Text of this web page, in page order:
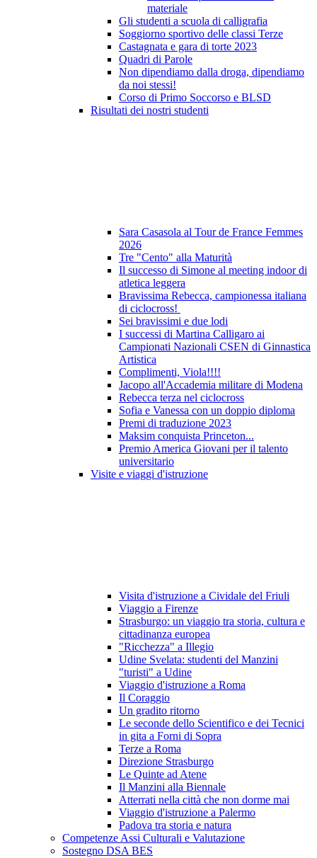
materiale
Gli studenti a scuola di calligrafia
Soggiorno sportivo delle classi Terze
Castagnata e gara di torte 2023
Quadri di Parole
Non dipendiamo dalla droga, dipendiamo
da noi stessi!
Corso di Primo Soccorso e BLSD
Risultati dei nostri studenti
Sara Casasola al Tour de France Femmes
2026
Tre "Cento" alla Maturità
Il successo di Simone al meeting indoor di
atletica leggera
Bravissima Rebecca, campionessa italiana
di ciclocross!
Sei bravissimi e due lodi
I successi di Martina Calligaro ai
Campionati Nazionali CSEN di Ginnastica
Artistica
Complimenti, Viola!!!!
Jacopo all'Accademia militare di Modena
Rebecca terza nel ciclocross
Sofia e Vanessa con un doppio diploma
Premi di traduzione 2023
Maksim conquista Princeton...
Premio America Giovani per il talento
universitario
Visite e viaggi d'istruzione
Visita d'istruzione a Cividale del Friuli
Viaggio a Firenze
Strasburgo: un viaggio tra storia, cultura e
cittadinanza europea
"Ricchezza" a Illegio
Udine Svelata: studenti del Manzini
"turisti" a Udine
Viaggio d'istruzione a Roma
Il Coraggio
Un gradito ritorno
Le seconde dello Scientifico e dei Tecnici
in gita a Forni di Sopra
Terze a Roma
Direzione Strasburgo
Le Quinte ad Atene
Il Manzini alla Biennale
Atterrati nella città che non dorme mai
Viaggio d'istruzione a Palermo
Padova tra storia e natura
Competenze Assi Culturali e Valutazione
Sostegno DSA BES